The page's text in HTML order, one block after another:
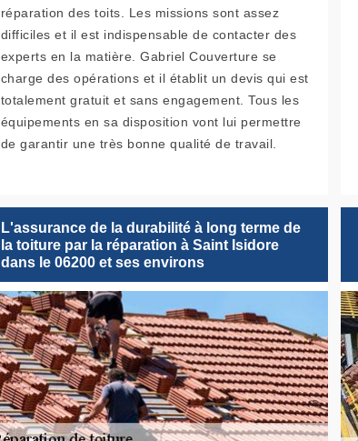
réparation des toits. Les missions sont assez
difficiles et il est indispensable de contacter des
experts en la matière. Gabriel Couverture se
charge des opérations et il établit un devis qui est
totalement gratuit et sans engagement. Tous les
équipements en sa disposition vont lui permettre
de garantir une très bonne qualité de travail.
L'assurance de la durabilité à long terme de
la toiture par la réparation à Saint Isidore
dans le 06200 et ses environs